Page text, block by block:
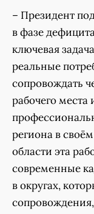
– Президент
в фазе
ключевая
реальные
сопровождать
рабочего
региона в
области эта
современные
в округах,